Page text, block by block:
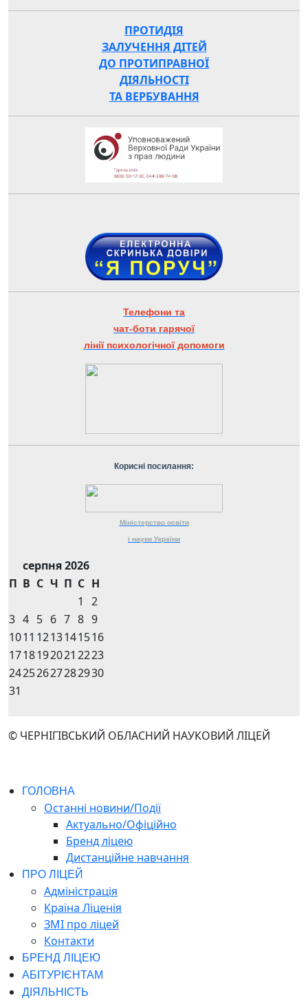
ПРОТИДІЯ
ЗАЛУЧЕННЯ ДІТЕЙ
ДО ПРОТИПРАВНОЇ
ДІЯЛЬНОСТІ
ТА ВЕРБУВАННЯ
Телефони та
чат-боти гарячої
лінії психологічної допомоги
Корисні посилання:
Міністерство освіти
і науки України
серпня 2026
П В С Ч П С Н
1
2
3 4 5 6 7 8 9
1011 1213141516
1718192021 2223
24252627282930
31
© ЧЕРНІГІВСЬКИЙ ОБЛАСНИЙ НАУКОВИЙ ЛІЦЕЙ
ГОЛОВНА
Останні новини/Події
Актуально/Офіційно
Бренд ліцею
Дистанційне навчання
ПРО ЛІЦЕЙ
Адміністрація
Країна Ліценія
ЗМІ про ліцей
Контакти
БРЕНД ЛІЦЕЮ
АБІТУРІЄНТАМ
ДІЯЛЬНІСТЬ